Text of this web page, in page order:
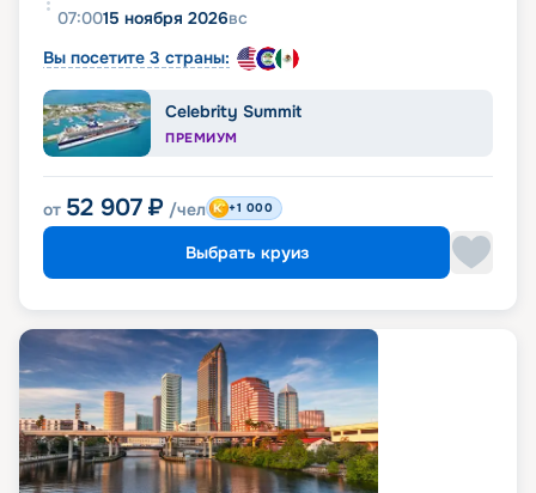
07:0015 ноября 2026вс
Вы посетите 3 страны:
Celebrity Summit
ПРЕМИУМ
от 52 907 ₽ /чел +1 000
Выбрать круиз